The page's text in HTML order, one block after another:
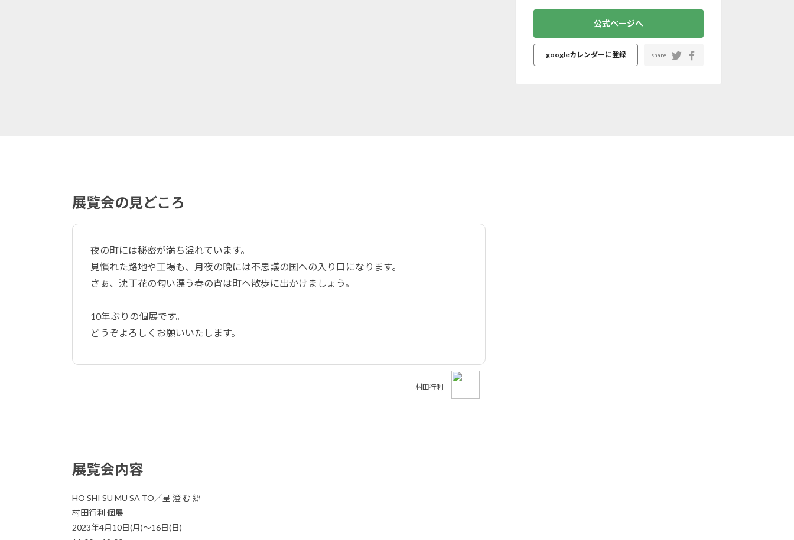
公式ページへ
googleカレンダーに登録 share
展覧会の見どころ
夜の町には秘密が満ち溢れています。
見慣れた路地や工場も、月夜の晩には不思議の国への入り口になります。
さぁ、沈丁花の匂い漂う春の宵は町へ散歩に出かけましょう。
10年ぶりの個展です。
どうぞよろしくお願いいたします。
村田行利
展覧会内容
HO SHI SU MU SA TO／星 澄 む 郷
村田行利 個展
2023年4月10日(月)〜16日(日)